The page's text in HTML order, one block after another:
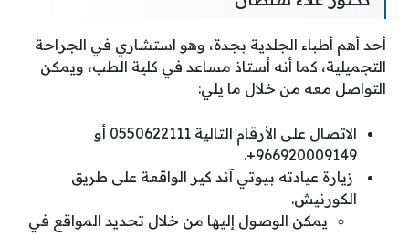
أحد أهم أطباء الجلدية بجدة، وهو استشاري في الجراحة
التجميلية، كما أنه أستاذ مساعد في كلية الطب، ويمكن
التواصل معه من خلال ما يلي:
الاتصال على الأرقام التالية 0550622111 أو
966920009149+.
زيارة عيادته بيوتي آند كير الواقعة على طريق
الكورنيش.
يمكن الوصول إليها من خلال تحديد المواقع في